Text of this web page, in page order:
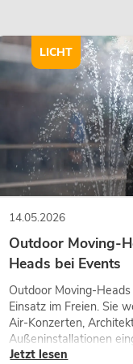
14.05.2026
Outdoor Moving-
Heads bei Events
Outdoor Moving-
Einsatz im Freien. Sie
Air-Konzerten,
Außeninstallationen
Jetzt lesen
LICHT